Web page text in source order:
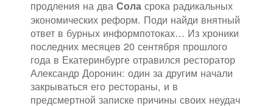
продления на два Сола срока радикальных
экономических реформ. Поди найди внятный
ответ в бурных информпотоках… Из хроники
последних месяцев 20 сентября прошлого
года в Екатеринбурге отравился ресторатор
Александр Доронин: один за другим начали
закрываться его рестораны, и в
предсмертной записке причины своих неудач